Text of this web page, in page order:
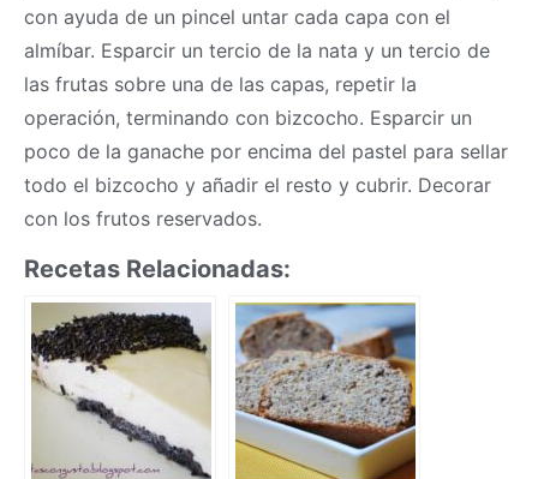
con ayuda de un pincel untar cada capa con el
almíbar. Esparcir un tercio de la nata y un tercio de
las frutas sobre una de las capas, repetir la
operación, terminando con bizcocho. Esparcir un
poco de la ganache por encima del pastel para sellar
todo el bizcocho y añadir el resto y cubrir. Decorar
con los frutos reservados.
Recetas Relacionadas: